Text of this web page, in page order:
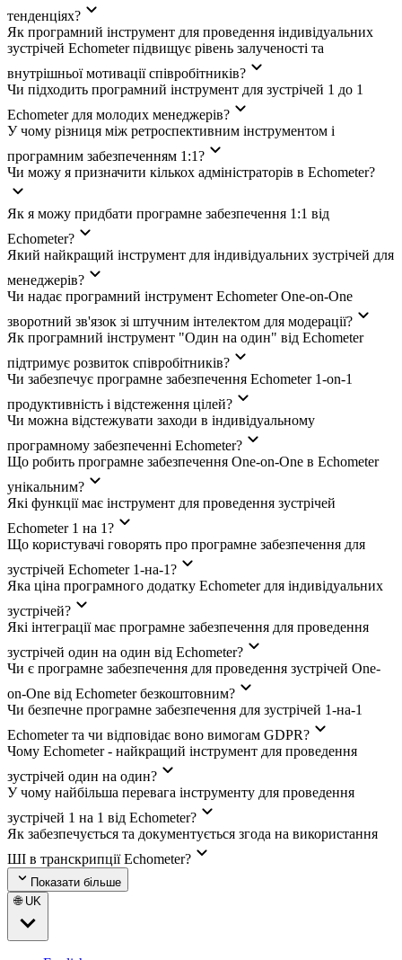
тенденціях?
Як програмний інструмент для проведення індивідуальних
зустрічей Echometer підвищує рівень залученості та
внутрішньої мотивації співробітників?
Чи підходить програмний інструмент для зустрічей 1 до 1
Echometer для молодих менеджерів?
У чому різниця між ретроспективним інструментом і
програмним забезпеченням 1:1?
Чи можу я призначити кількох адміністраторів в Echometer?
Як я можу придбати програмне забезпечення 1:1 від
Echometer?
Який найкращий інструмент для індивідуальних зустрічей для
менеджерів?
Чи надає програмний інструмент Echometer One-on-One
зворотний зв'язок зі штучним інтелектом для модерації?
Як програмний інструмент "Один на один" від Echometer
підтримує розвиток співробітників?
Чи забезпечує програмне забезпечення Echometer 1-on-1
продуктивність і відстеження цілей?
Чи можна відстежувати заходи в індивідуальному
програмному забезпеченні Echometer?
Що робить програмне забезпечення One-on-One в Echometer
унікальним?
Які функції має інструмент для проведення зустрічей
Echometer 1 на 1?
Що користувачі говорять про програмне забезпечення для
зустрічей Echometer 1-на-1?
Яка ціна програмного додатку Echometer для індивідуальних
зустрічей?
Які інтеграції має програмне забезпечення для проведення
зустрічей один на один від Echometer?
Чи є програмне забезпечення для проведення зустрічей One-
on-One від Echometer безкоштовним?
Чи безпечне програмне забезпечення для зустрічей 1-на-1
Echometer та чи відповідає воно вимогам GDPR?
Чому Echometer - найкращий інструмент для проведення
зустрічей один на один?
У чому найбільша перевага інструменту для проведення
зустрічей 1 на 1 від Echometer?
Як забезпечується та документується згода на використання
ШІ в транскрипції Echometer?
Показати більше
🌐 UK